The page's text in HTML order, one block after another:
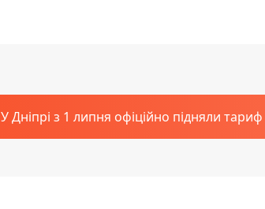
У Дніпрі з 1 липня офіційно підняли